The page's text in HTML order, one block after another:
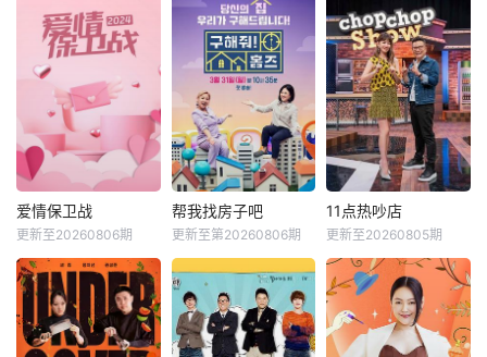
爱情保卫战
更新至20260806期
帮我找房子吧
更新至第20260806期
11点热吵店
更新至20260805期